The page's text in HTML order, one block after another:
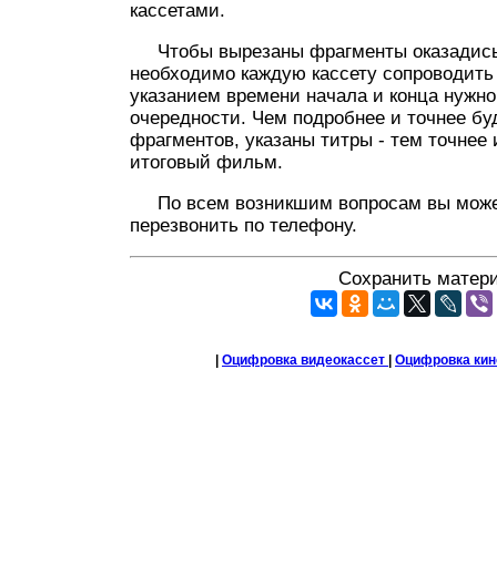
кассетами.
Чтобы вырезаны фрагменты
необходимо каждую кассету
указанием времени начала и конца
очередности. Чем подробнее и точнее
фрагментов, указаны титры - тем точнее
итоговый фильм.
По всем возникшим вопросам вы
перезвонить по телефону.
Сохранить
| Оцифровка видеокассет | Оцифровка